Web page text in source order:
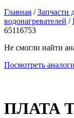
Главная /Запчасти
водонагревателей /
65116753
Не смогли найти
Посмотреть аналоги
ПЛАТА